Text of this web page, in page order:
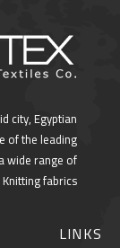
city, Egyptian
of the leading
wide range of
fabrics.
LINKS